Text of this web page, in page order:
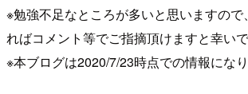
※勉強不足なところが多いと思いますの
ればコメント等でご指摘頂けますと幸いで
※本ブログは2020/7/23時点での情報になり